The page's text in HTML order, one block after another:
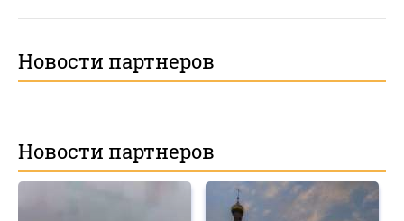
Новости партнеров
Новости партнеров